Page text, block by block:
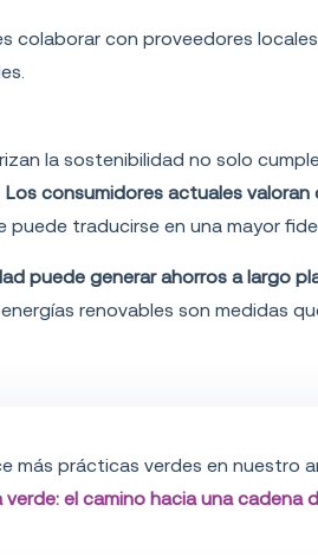
colaborar con proveedores
la sostenibilidad no solo
Los consumidores actuales
puede traducirse en una mayor
puede generar ahorros a largo
renovables son medidas
más prácticas verdes en nuestro
el camino hacia una cadena